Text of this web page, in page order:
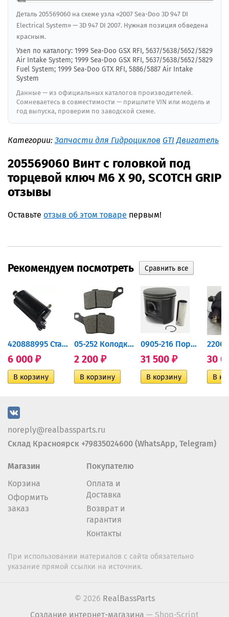
Деталь 205569060 на схеме узла «2007 Sea-Doo 3D 947 DI
Electrical System» — 3D 947 DI 2007. Нужная позиция обведена
красным.
Узел по каталогу: 1999 Sea-Doo GSX RFI, 5637/5638/5652/5829
Air Intake System; 1999 Sea-Doo GSX RFI, 5637/5638/5652/5829
Fuel System; 1999 Sea-Doo GTX RFI, 5886/5887 Air Intake
System
Данные — из официальных каталогов производителей.
Сомневаетесь в совместимости — пришлите VIN или модель и
год выпуска, проверим по заводской схеме.
Категории: Запчасти для Гидроциклов GTI Двигатель
205569060 Винт с головкой под
торцевой ключ M6 X 90, SCOTCH GRIP
отзывы
Оставьте отзыв об этом товаре первым!
Рекомендуем посмотреть
420888995 Стартер для...
6 000 ₽
05-252 Колодки тормозные...
2 200 ₽
0905-216 Поршень Arctic Cat...
31 500 ₽ 30
noreply@realbassparts.ru
Склад Красноярск +79835024600 (WhatsApp, Telegram)
Магазин
Корзина
Оформить
заказ
Покупателю
Оплата и
Доставка
Возврат и
гарантия
Контакты
При использовании материалов с сайта обязательно
указание прямой ссылки на источник.
© 2026 RealBassParts
Создание интернет-магазина — Shop-Script